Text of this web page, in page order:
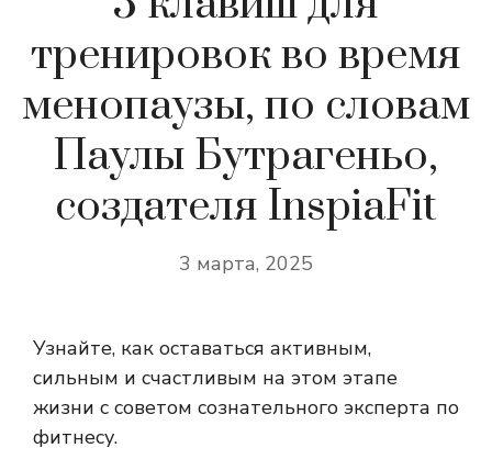
тренировок во время
менопаузы, по словам
Паулы Бутрагеньо,
создателя InspiaFit
3 марта, 2025
Узнайте, как оставаться активным,
сильным и счастливым на этом этапе
жизни с советом сознательного эксперта по
фитнесу.